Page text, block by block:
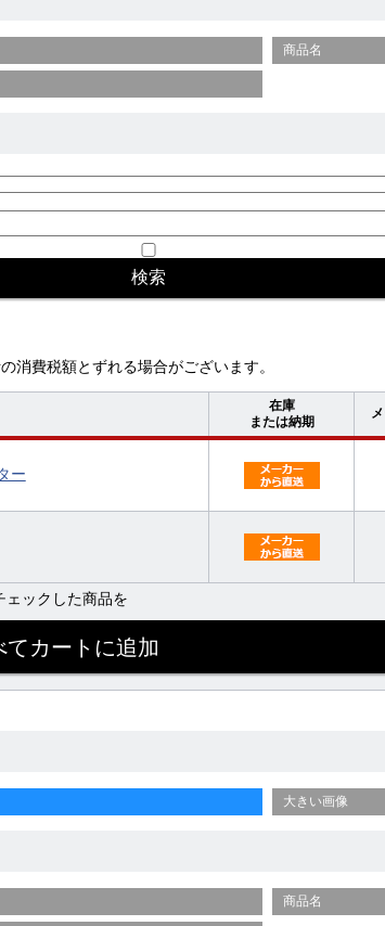
商品名
消費税額とずれる場合がございます。
在庫
または納期
ー
ェックした商品を
大きい画像
商品名